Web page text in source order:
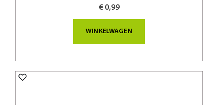
€ 0,99
WINKELWAGEN